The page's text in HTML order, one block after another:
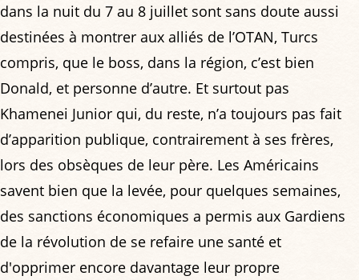
dans la nuit du 7 au 8 juillet sont sans doute aussi
destinées à montrer aux alliés de l’OTAN, Turcs
compris, que le boss, dans la région, c’est bien
Donald, et personne d’autre. Et surtout pas
Khamenei Junior qui, du reste, n’a toujours pas fait
d’apparition publique, contrairement à ses frères,
lors des obsèques de leur père. Les Américains
savent bien que la levée, pour quelques semaines,
des sanctions économiques a permis aux Gardiens
de la révolution de se refaire une santé et
d'opprimer encore davantage leur propre